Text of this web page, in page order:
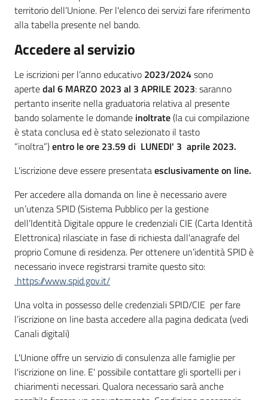
territorio dell’Unione. Per l'elenco dei servizi fare riferimento
alla tabella presente nel bando.
Accedere al servizio
Le iscrizioni per l’anno educativo 2023/2024sono
apertedal 6 MARZO 2023 al 3 APRILE 2023: saranno
pertanto inserite nella graduatoria relativa al presente
bando solamente le domande inoltrate(la cui compilazione
è stata conclusa ed è stato selezionato il tasto
“inoltra”)entro le ore 23.59 di LUNEDI' 3 aprile 2023.
L'iscrizione deve essere presentataesclusivamente on line.
Per accedere alla domanda on line è necessario avere
un’utenza SPID (Sistema Pubblico per la gestione
dell’Identità Digitale oppure le credenziali CIE (Carta Identità
Elettronica) rilasciate in fase di richiesta dall'anagrafe del
proprio Comune di residenza. Per ottenere un’identità SPID è
necessario invece registrarsi tramite questo sito:
https://www.spid.gov.it/
Una volta in possesso delle credenziali SPID/CIE per fare
l’iscrizione on line basta accedere alla pagina dedicata (vedi
Canali digitali)
L'Unione offre un servizio di consulenza alle famiglie per
l'iscrizione on line. E' possibile contattare gli sportelli per i
chiarimenti necessari. Qualora necessario sarà anche